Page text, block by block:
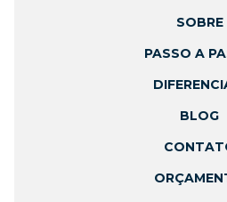
SOBRE
PASSO A
BLOG